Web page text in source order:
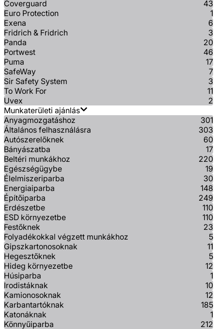
Coverguard
43
Euro Protection
1
Exena
6
Fridrich & Fridrich
3
Panda
20
Portwest
46
Puma
17
SafeWay
7
Sir Safety System
3
To Work For
11
Uvex
2
Munkaterületi ajánlás
Anyagmozgatáshoz
301
Általános felhasználásra
303
Autószerelőknek
60
Bányászatba
17
Beltéri munkákhoz
220
Egészségügybe
19
Élelmiszeriparba
30
Energiaiparba
148
Építőiparba
249
Erdészetbe
110
ESD környezetbe
110
Festőknek
23
Folyadékokkal végzett munkákhoz
5
Gipszkartonosoknak
11
Hegesztőknek
5
Hideg környezetbe
12
Húsiparba
1
Irodistáknak
10
Kamionosoknak
12
Karbantartóknak
185
Katonáknak
1
Könnyűiparba
212